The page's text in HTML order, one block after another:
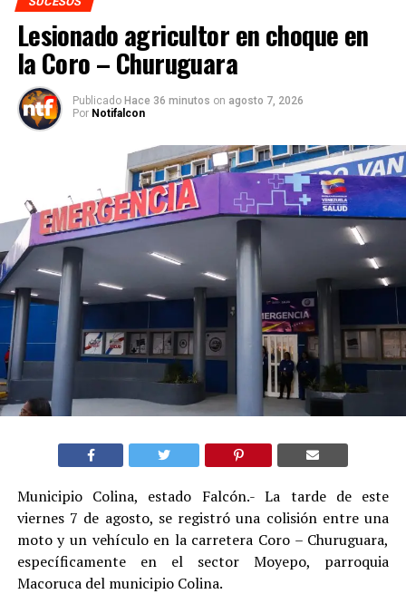
Lesionado agricultor en choque en
la Coro – Churuguara
Publicado Hace 36 minutos on agosto 7, 2026
Por Notifalcon
Municipio Colina, estado Falcón.- La tarde de este
viernes 7 de agosto, se registró una colisión entre una
moto y un vehículo en la carretera Coro – Churuguara,
específicamente en el sector Moyepo, parroquia
Macoruca del municipio Colina.